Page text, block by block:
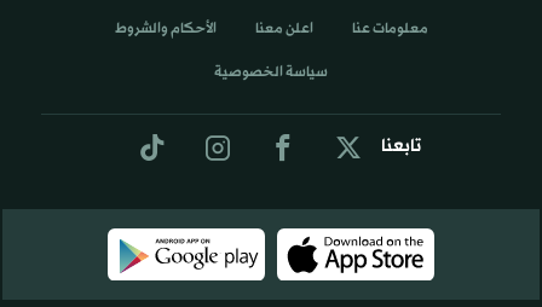
تابعنا
معلومات عنا اعلن معنا الأحكام والشروط
سياسة الخصوصية